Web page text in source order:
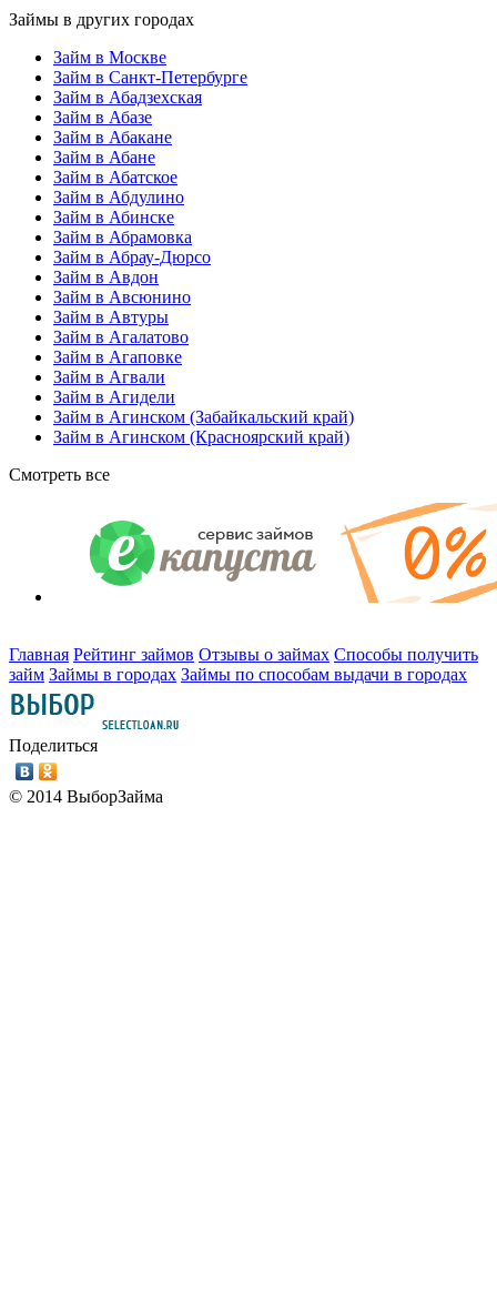
Займы в других городах
Займ в Москве
Займ в Санкт-Петербурге
Займ в Абадзехская
Займ в Абазе
Займ в Абакане
Займ в Абане
Займ в Абатское
Займ в Абдулино
Займ в Абинске
Займ в Абрамовка
Займ в Абрау-Дюрсо
Займ в Авдон
Займ в Авсюнино
Займ в Автуры
Займ в Агалатово
Займ в Агаповке
Займ в Агвали
Займ в Агидели
Займ в Агинском (Забайкальский край)
Займ в Агинском (Красноярский край)
Смотреть все
Главная Рейтинг займов Отзывы о займах Способы получить
займ Займы в городах Займы по способам выдачи в городах
Поделиться
© 2014 ВыборЗайма